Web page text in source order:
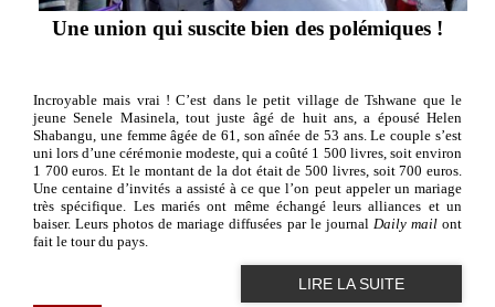
Une union qui suscite bien des polémiques !
Incroyable mais vrai ! C’est dans le petit village de Tshwane que le
jeune Senele Masinela, tout juste âgé de huit ans, a épousé Helen
Shabangu, une femme âgée de 61, son aînée de 53 ans. Le couple s’est
uni lors d’une cérémonie modeste, qui a coûté 1 500 livres, soit environ
1 700 euros. Et le montant de la dot était de 500 livres, soit 700 euros.
Une centaine d’invités a assisté à ce que l’on peut appeler un mariage
très spécifique. Les mariés ont même échangé leurs alliances et un
baiser. Leurs photos de mariage diffusées par le journal Daily mailont
fait le tour du pays.
LIRE LA SUITE